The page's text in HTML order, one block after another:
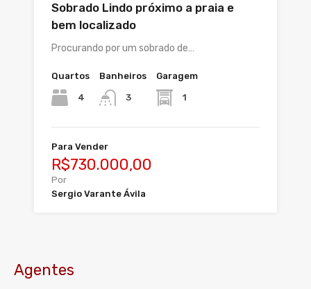
Sobrado Lindo próximo a praia e
bem localizado
Procurando por um sobrado de…
Quartos
4
Banheiros
3
Garagem
1
Para Vender
R$730.000,00
Por
Sergio Varante Ávila
Agentes